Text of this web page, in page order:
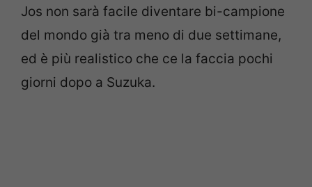
Jos non sarà facile diventare bi-campione
del mondo già tra meno di due settimane,
ed è più realistico che ce la faccia pochi
giorni dopo a Suzuka.